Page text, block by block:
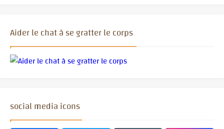
Aider le chat à se gratter le corps
social media icons